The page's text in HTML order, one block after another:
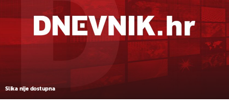
Slika nije dostupna